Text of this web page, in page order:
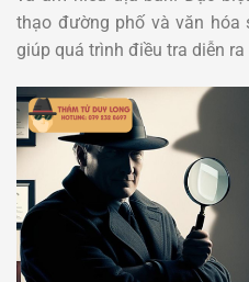
thạo đường phố và văn hóa
giúp quá trình điều tra diễn ra